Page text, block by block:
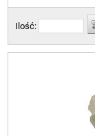
Ilość: